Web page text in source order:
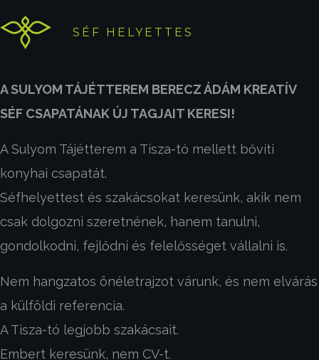
SÉF HELYETTES
A SULYOM TÁJÉTTEREM BERECZ ÁDÁM KREATÍV
SÉF CSAPATÁNAK ÚJ TAGJAIT KERESI!
A Sulyom Tájétterem a Tisza-tó mellett bővíti
konyhai csapatát.
Séfhelyettest és szakácsokat keresünk, akik nem
csak dolgozni szeretnének, hanem tanulni,
gondolkodni, fejlődni és felelősséget vállalni is.
Nem hangzatos önéletrajzot várunk, és nem elvárás
a külföldi referencia.
A Tisza-tó legjobb szakácsait.
Embert keresünk, nem CV-t.